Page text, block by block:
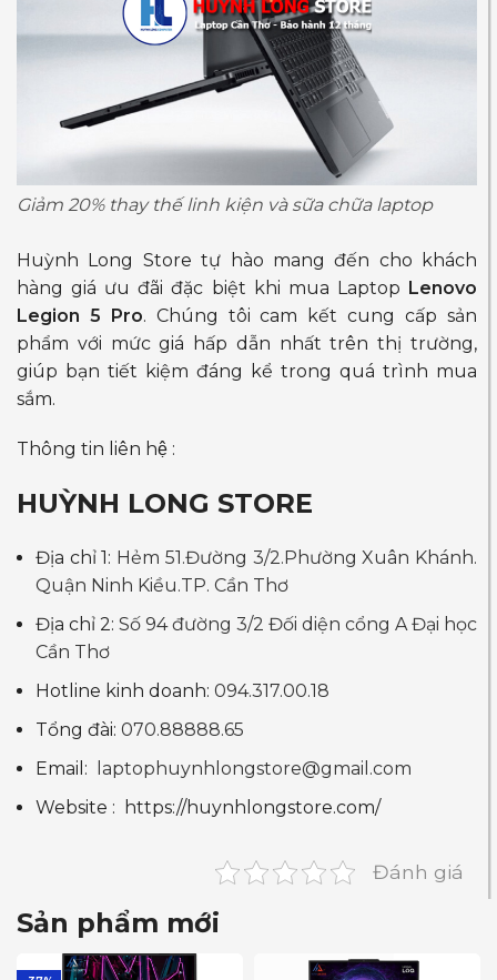
Giảm 20% thay thế linh kiện và sữa chữa laptop
Huỳnh Long Store tự hào mang đến cho khách
hàng giá ưu đãi đặc biệt khi mua Laptop Lenovo
Legion 5 Pro. Chúng tôi cam kết cung cấp sản
phẩm với mức giá hấp dẫn nhất trên thị trường,
giúp bạn tiết kiệm đáng kể trong quá trình mua
sắm.
Thông tin liên hệ :
HUỲNH LONG STORE
Địa chỉ 1: Hẻm 51.Đường 3/2.Phường Xuân Khánh.
Quận Ninh Kiều.TP. Cần Thơ
Địa chỉ 2: Số 94 đường 3/2 Đối diện cổng A Đại học
Cần Thơ
Hotline kinh doanh: 094.317.00.18
Tổng đài: 070.88888.65
Email:
laptophuynhlongstore@gmail.com
Website :
https://huynhlongstore.com/
Đánh giá
Sản phẩm mới